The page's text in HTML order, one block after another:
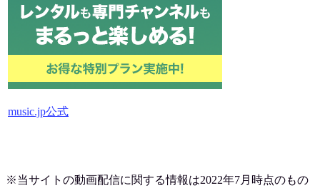
music.jp公式
※当サイトの動画配信に関する情報は2022年7月時点のもの